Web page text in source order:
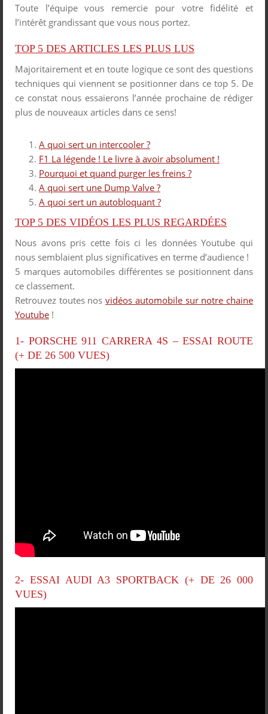
Toute l’équipe vous remercie pour votre fidélité et
l’intérêt grandissant que vous nous portez.
TOP 5 DES ARTICLES LES PLUS LUS
Majoritairement et en toute logique ce sont des questions
techniques qui viennent se positionner dans ce top 5. De
ce constat nous essaierons l’année prochaine de rédiger
plus de nouveaux articles dans ce sens!
A quoi sert un intercooler ?
F1 La légende ! Le livre à avoir absolument !
Pourquoi et quand purger les freins ?
A quoi sert une Dump Valve ?
A quoi sert un autobloquant ?
TOP 5 DES VIDÉOS LES PLUS REGARDÉES
Nous avons pris cette fois ci les données Youtube qui
nous semblaient plus significatives en terme d’audience !
5 marques automobiles différentes se positionnent dans
ce classement.
Retrouvez toutes nosvidéos automobile sur notre chaine
Youtube !
1- PORSCHE 911 CARRERA 4S – ESSAI ROUTE
(+ DE 26 500 VUES)
2- ESSAI AUDI A3 SPORTBACK (+ DE 26 000
VUES)